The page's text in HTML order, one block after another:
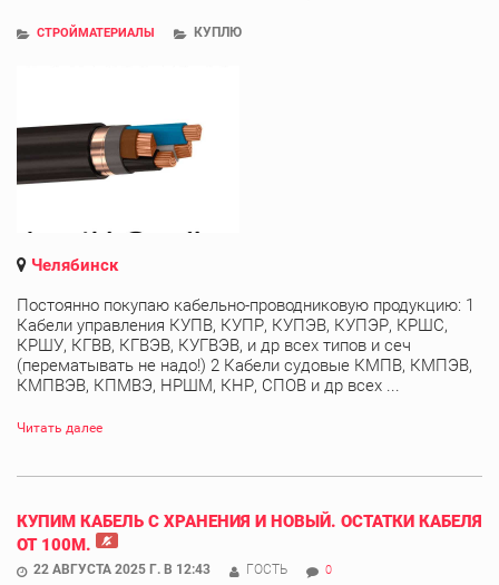
СТРОЙМАТЕРИАЛЫ КУПЛЮ
Челябинск
Постоянно покупаю кабельно-проводниковую продукцию: 1
Кабели управления КУПВ, КУПР, КУПЭВ, КУПЭР, КРШС,
КРШУ, КГВВ, КГВЭВ, КУГВЭВ, и др всех типов и сеч
(перематывать не надо!) 2 Кабели судовые КМПВ, КМПЭВ,
КМПВЭВ, КПМВЭ, НРШМ, КНР, СПОВ и др всех ...
Читать далее
КУПИМ КАБЕЛЬ С ХРАНЕНИЯ И НОВЫЙ. ОСТАТКИ КАБЕЛЯ
ОТ 100М.
22 АВГУСТА 2025 Г. В 12:43 ГОСТЬ 0